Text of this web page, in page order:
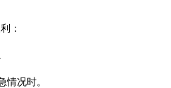
：
情况时。